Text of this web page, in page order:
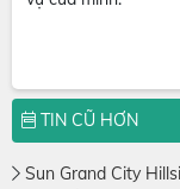
TIN CŨ HƠN
Sun Grand City